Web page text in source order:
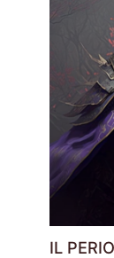
IL